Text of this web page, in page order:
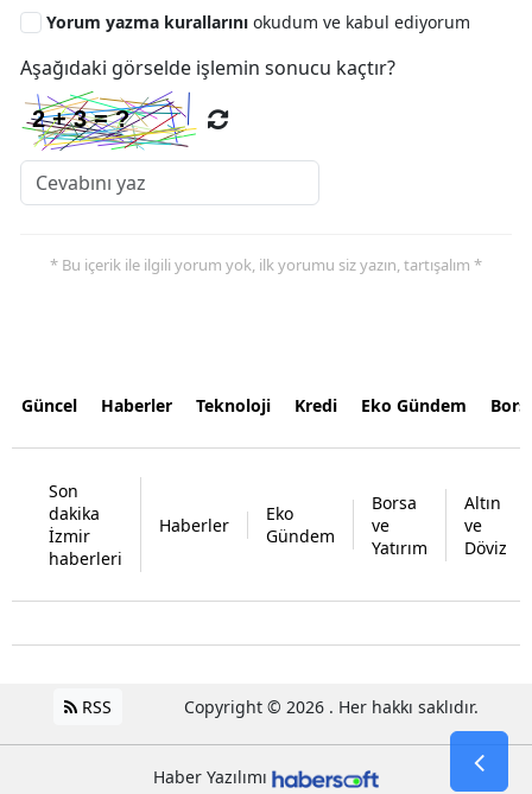
Yorum yazma kurallarını okudum ve kabul ediyorum
Aşağıdaki görselde işlemin sonucu kaçtır?
* Bu içerik ile ilgili yorum yok, ilk yorumu siz yazın, tartışalım *
Güncel Haberler Teknoloji Kredi Eko Gündem
Son
dakika
İzmir
haberleri
Haberler
Eko
Gündem
Borsa
ve
Yatırım
Altın
ve
Döviz
RSS Copyright © 2026 . Her hakkı saklıdır.
Haber Yazılımı